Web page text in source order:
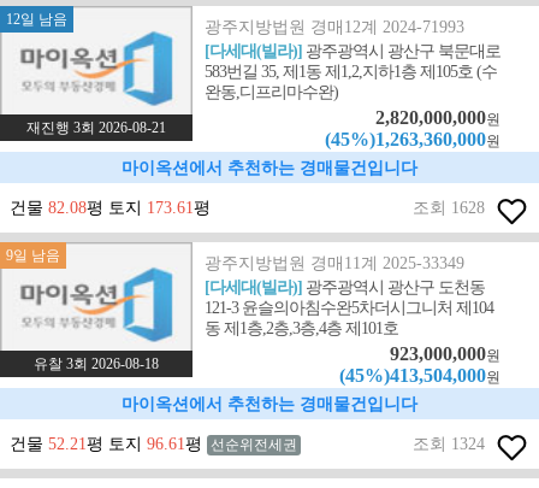
12일 남음
재진행 3회 2026-08-21
광주지방법원 경매12계 2024-71993
[다세대(빌라)] 광주광역시 광산구 북문대로
583번길 35, 제1동 제1,2,지하1층 제105호 (수
완동,디프리마수완)
2,820,000,000원
(45%)1,263,360,000원
마이옥션에서 추천하는 경매물건입니다
건물 82.08평 토지 173.61평 조회 1628
9일 남음
유찰 3회 2026-08-18
광주지방법원 경매11계 2025-33349
[다세대(빌라)] 광주광역시 광산구 도천동
121-3 윤슬의아침수완5차더시그니처 제104
동 제1층,2층,3층,4층 제101호
923,000,000원
(45%)413,504,000원
마이옥션에서 추천하는 경매물건입니다
건물 52.21평 토지 96.61평 선순위전세권 조회 1324